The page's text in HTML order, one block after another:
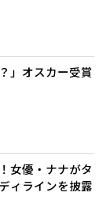
」オスカー受賞
女優・ナナがタ
ィラインを披露